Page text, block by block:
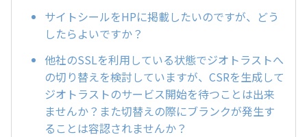
サイトシールをHPに掲載したいのですが、どう
したらよいですか？
他社のSSLを利用している状態でジオトラストへ
の切り替えを検討していますが、CSRを生成して
ジオトラストのサービス開始を待つことは出来
ませんか？また切替えの際にブランクが発生す
ることは容認されませんか？